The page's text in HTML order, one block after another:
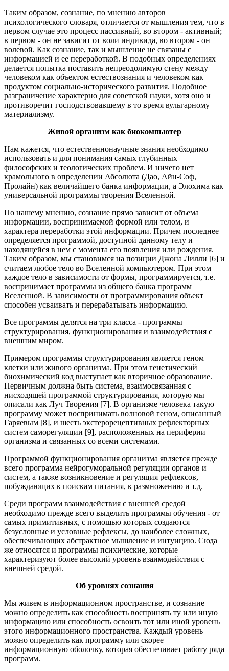
Таким образом, сознание, по мнению авторов
психологического словаря, отличается от мышления тем, что в
первом случае это процесс пассивный, во втором - активный;
в первом - он не зависит от воли индивида, во втором - он
волевой. Как сознание, так и мышление не связаны с
информацией и ее переработкой. В подобных определениях
делается попытка поставить непреодолимую стену между
человеком как объектом естествознания и человеком как
продуктом социально-исторического развития. Подобное
разграничение характерно для советской науки, хотя оно и
противоречит господствовавшему в то время вульгарному
материализму.
Живой организм как биокомпьютер
Нам кажется, что естественнонаучные знания необходимо
использовать и для понимания самых глубинных
философских и теологических проблем. И ничего нет
крамольного в определении Абсолюта (Дао, Айн-Соф,
Пролайн) как величайшего банка информации, а Элохима как
универсальной программы творения Вселенной.
По нашему мнению, сознание прямо зависит от объема
информации, воспринимаемой формой или телом, и
характера переработки этой информации. Причем последнее
определяется программой, доступной данному телу и
находящейся в нем с момента его появления или рождения.
Таким образом, мы становимся на позиции Джона Лилли [6] и
считаем любое тело во Вселенной компьютером. При этом
каждое тело в зависимости от формы, программируется, т.е.
воспринимает программы из общего банка программ
Вселенной. В зависимости от программирования объект
способен усваивать и перерабатывать информацию.
Все программы делятся на три класса - программы
структурирования, функционирования и взаимодействия с
внешним миром.
Примером программы структурирования является геном
клетки или живого организма. При этом генетический
биохимический код выступает как вторичное образование.
Первичным должна быть система, взаимосвязанная с
нисходящей программой структурирования, которую мы
описали как Луч Творения [7]. В организме человека такую
программу может воспринимать волновой геном, описанный
Гаряевым [8], и шесть экстерорецептивных рефлекторных
систем саморегуляции [9], расположенных на периферии
организма и связанных со всеми системами.
Программой функционирования организма является прежде
всего программа нейрогуморальной регуляции органов и
систем, а также возникновение и регуляция рефлексов,
побуждающих к поискам питания, к размножению и т.д.
Среди программ взаимодействия с внешней средой
необходимо прежде всего выделить программы обучения - от
самых примитивных, с помощью которых создаются
безусловные и условные рефлексы, до наиболее сложных,
обеспечивающих абстрактное мышление и интуицию. Сюда
же относятся и программы психические, которые
характеризуют более высокий уровень взаимодействия с
внешней средой.
Об уровнях сознания
Мы живем в информационном пространстве, и сознание
можно определить как способность воспринять ту или иную
информацию или способность освоить тот или иной уровень
этого информационного пространства. Каждый уровень
можно определить как программу или скорее
информационную оболочку, которая обеспечивает работу ряда
программ.